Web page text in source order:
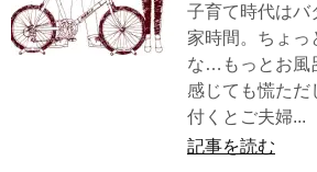
子育て時代はバ
家時間。ちょっ
な…もっとお風
感じても慌ただ
付くとご夫婦...
記事を読む